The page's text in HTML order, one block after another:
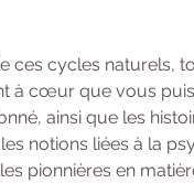
ces cycles naturels,
à cœur que vous
ainsi que les
notions liées à la
pionnières en